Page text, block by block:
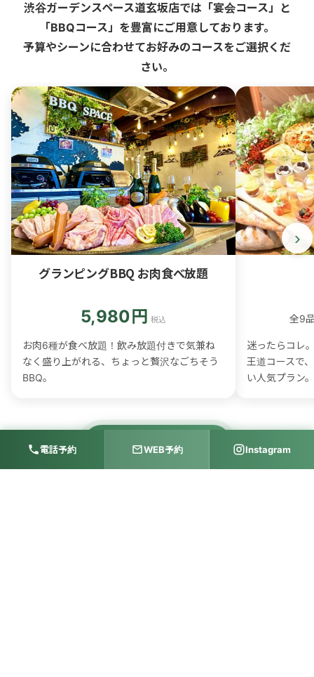
渋谷ガーデンスペース道玄坂店では「宴会コース」と
「BBQコース」を豊富にご用意しております。
予算やシーンに合わせてお好みのコースをご選択くだ
さい。
全9
迷ったらコレ
王道コースで
い人気プラン。
グランピングBBQ お肉食べ放題
5,980円 税込
お肉6種が食べ放題！飲み放題付きで気兼ね
なく盛り上がれる、ちょっと贅沢なごちそう
BBQ。
›
その他のコースを見る
電話予約 WEB予約 Instagram